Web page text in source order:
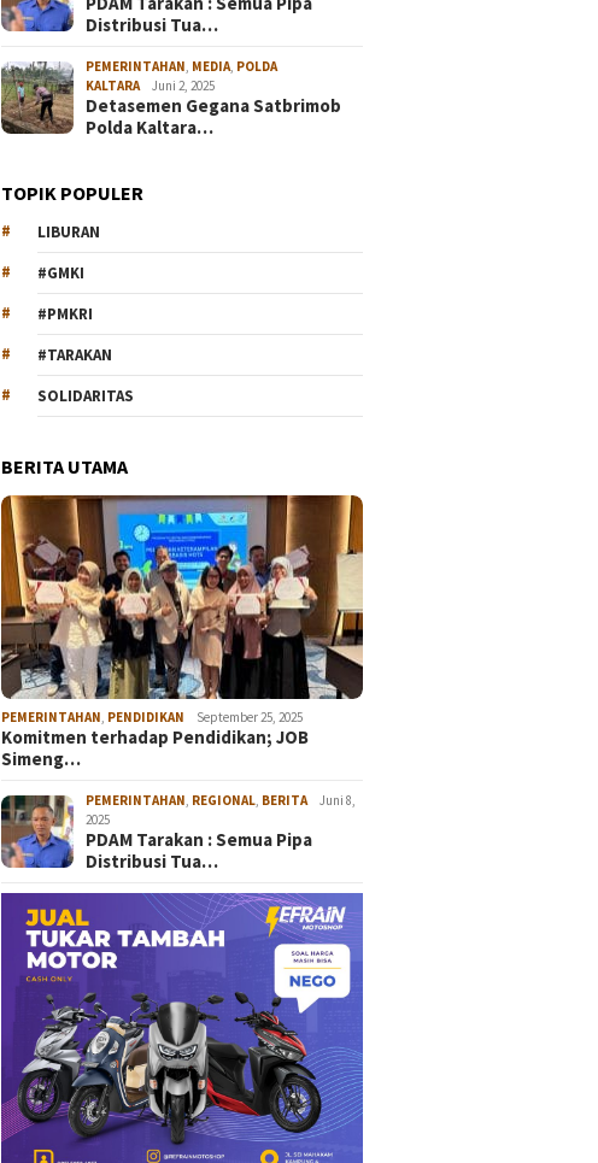
Distribusi Tua…
PEMERINTAHAN MEDIA POLDA
KALTARA
Juni 2, 2025
Detasemen Gegana Satbrimob
Polda Kaltara…
TOPIK POPULER
LIBURAN
#GMKI
#PMKRI
#TARAKAN
SOLIDARITAS
BERITA UTAMA
PEMERINTAHAN, PENDIDIKAN September 25, 2025
Komitmen terhadap Pendidikan; JOB
Simeng…
PEMERINTAHAN, REGIONAL, BERITA
Juni 8,
2025
PDAM Tarakan : Semua Pipa
Distribusi Tua…